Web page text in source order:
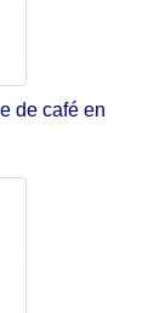
de café en